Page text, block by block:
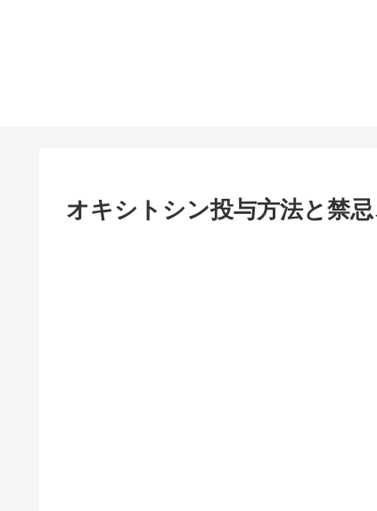
オキシトシン投与方法と禁